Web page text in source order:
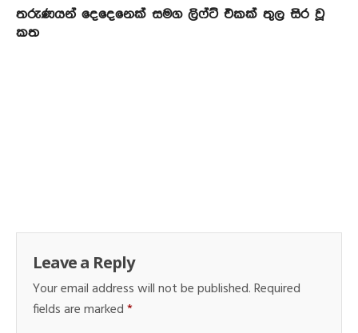
තරුණයන් දෙදෙනෙක් සමග ලිෆ්ට් එකක් තුල සිර වූ
කත
Leave a Reply
Your email address will not be published.Required
fields are marked*